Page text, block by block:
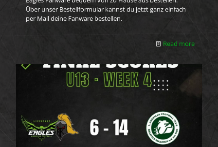
Über unser Bestellformular kannst du jetzt ganz einfach
per Mail deine Fanware bestellen.
Read more